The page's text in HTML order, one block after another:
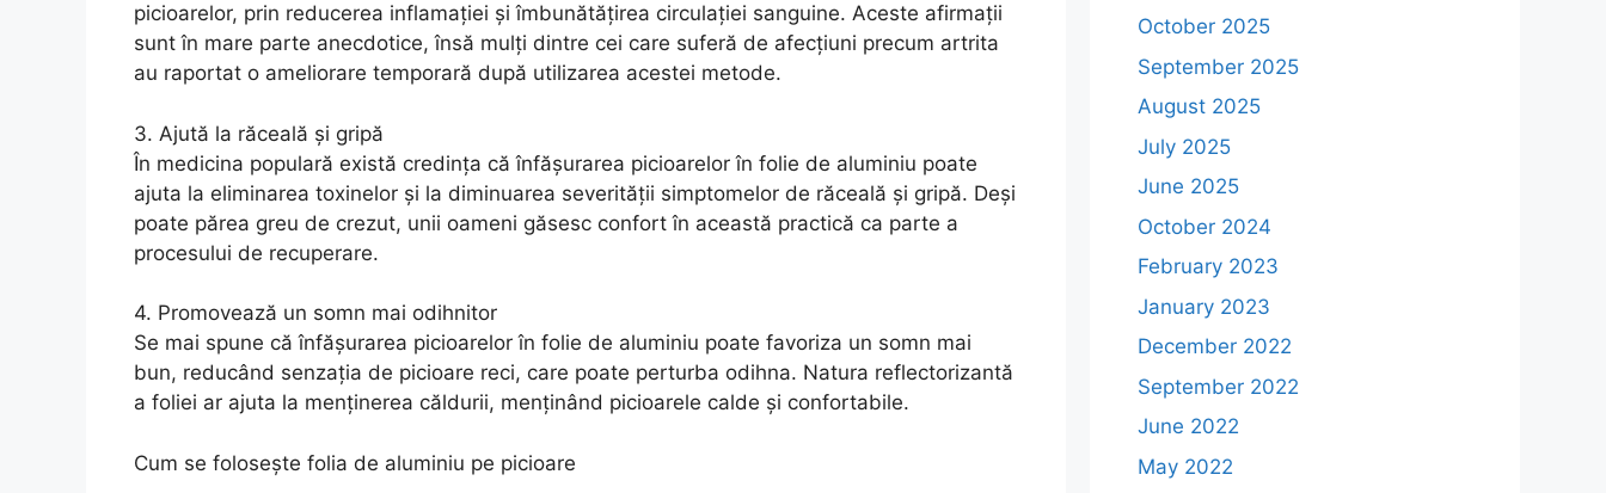
picioarelor, prin reducerea inflamației și îmbunătățirea circulației sanguine. Aceste afirmații
sunt în mare parte anecdotice, însă mulți dintre cei care suferă de afecțiuni precum artrita
au raportat o ameliorare temporară după utilizarea acestei metode.
3. Ajută la răceală și gripă
În medicina populară există credința că înfășurarea picioarelor în folie de aluminiu poate
ajuta la eliminarea toxinelor și la diminuarea severității simptomelor de răceală și gripă. Deși
poate părea greu de crezut, unii oameni găsesc confort în această practică ca parte a
procesului de recuperare.
4. Promovează un somn mai odihnitor
Se mai spune că înfășurarea picioarelor în folie de aluminiu poate favoriza un somn mai
bun, reducând senzația de picioare reci, care poate perturba odihna. Natura reflectorizantă
a foliei ar ajuta la menținerea căldurii, menținând picioarele calde și confortabile.
Cum se folosește folia de aluminiu pe picioare
October 2025
September 2025
August 2025
July 2025
June 2025
October 2024
February 2023
January 2023
December 2022
September 2022
June 2022
May 2022